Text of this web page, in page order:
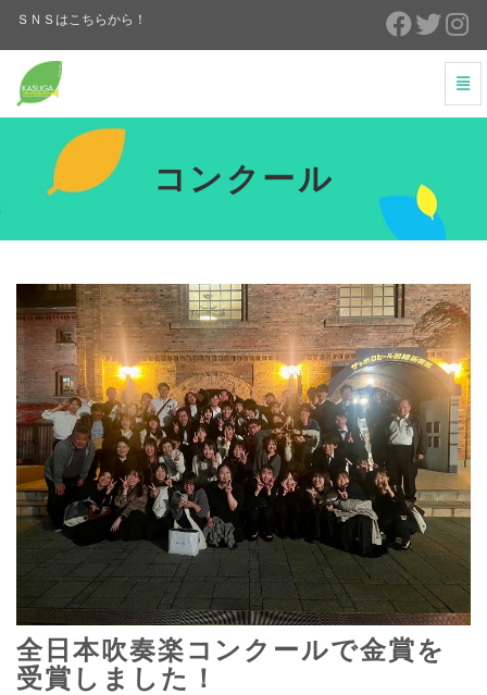
ＳＮＳはこちらから！
コ
ホ
ム
へ
戻
る
ナ
ビ
替
え
コンクール
全日本吹奏楽コンクールで金賞を
受賞しました！